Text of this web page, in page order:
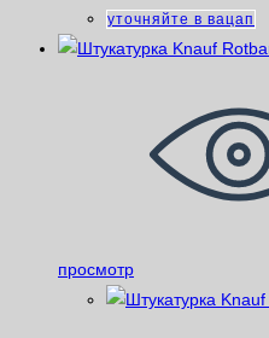
уточняйте в вацап
просмотр